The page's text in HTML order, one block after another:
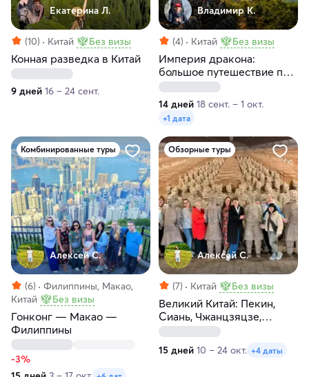
Екатерина Л.
(10) Китай Без визы
Конная разведка в Китай
9 дней 16 – 24 сент.
Владимир К.
(4) Китай Без визы
Империя дракона:
большое путешествие по
лучшим местам Китая
14 дней 18 сент. – 1 окт.
+1 дата
Комбинированные туры
Алексей С.
(6)
Филиппины, Макао,
Китай
Без визы
Гонконг — Макао —
Филиппины
-3%
Обзорные туры
Алексей С.
(7) Китай Без визы
Великий Китай: Пекин,
Сиань, Чжанцзяцзе,
Фэнхуан, Гуйлинь, Яншо,
Хайнань
15 дней 10 – 24 окт. +4 даты